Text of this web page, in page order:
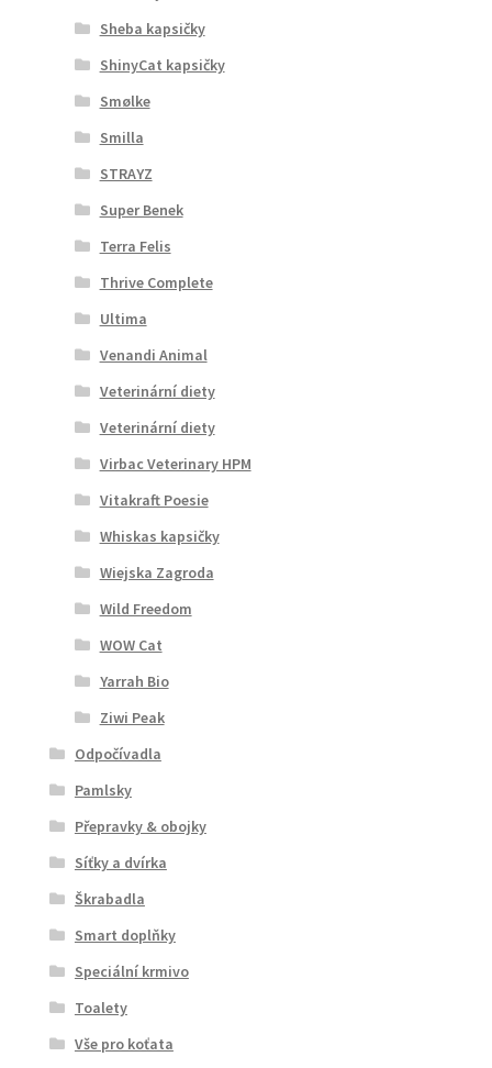
Sheba kapsičky
ShinyCat kapsičky
Smølke
Smilla
STRAYZ
Super Benek
Terra Felis
Thrive Complete
Ultima
Venandi Animal
Veterinární diety
Veterinární diety
Virbac Veterinary HPM
Vitakraft Poesie
Whiskas kapsičky
Wiejska Zagroda
Wild Freedom
WOW Cat
Yarrah Bio
Ziwi Peak
Odpočívadla
Pamlsky
Přepravky & obojky
Síťky a dvírka
Škrabadla
Smart doplňky
Speciální krmivo
Toalety
Vše pro koťata